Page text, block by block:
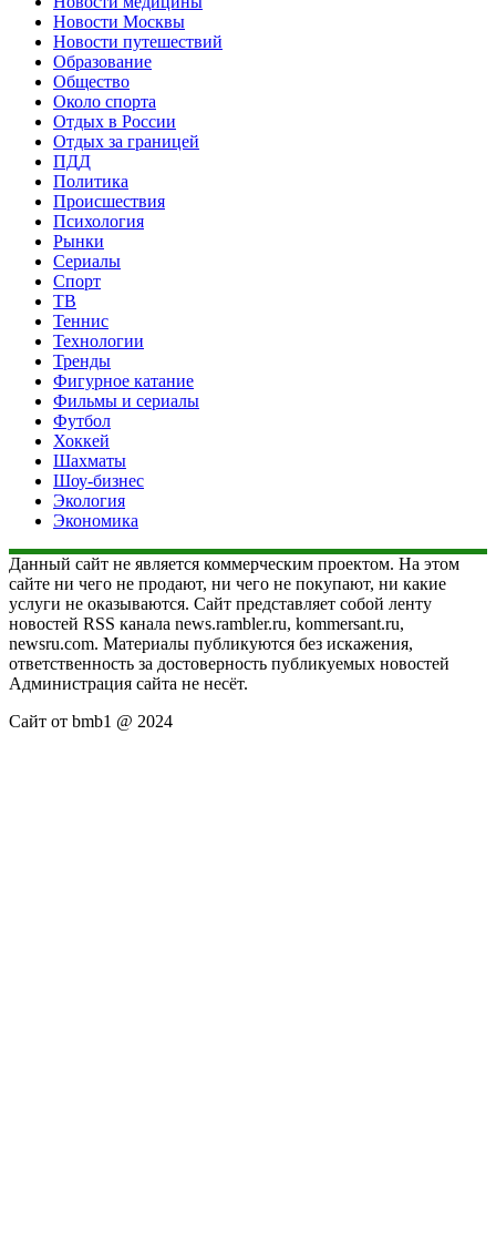
Новости Москвы
Новости путешествий
Образование
Общество
Около спорта
Отдых в России
Отдых за границей
ПДД
Политика
Происшествия
Психология
Рынки
Сериалы
Спорт
ТВ
Теннис
Технологии
Тренды
Фигурное катание
Фильмы и сериалы
Футбол
Хоккей
Шахматы
Шоу-бизнес
Экология
Экономика
Данный сайт не является коммерческим проектом. На этом
сайте ни чего не продают, ни чего не покупают, ни какие
услуги не оказываются. Сайт представляет собой ленту
новостей RSS канала news.rambler.ru, kommersant.ru,
newsru.com. Материалы публикуются без искажения,
ответственность за достоверность публикуемых новостей
Администрация сайта не несёт.
Сайт от bmb1 @ 2024